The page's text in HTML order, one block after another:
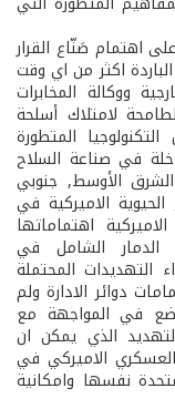
اهتمام صَنّاع القرار
اكثر من اي وقت
ووكالة المخابرات
لامتلاك أسلحة
المتطورة
في صناعة السلاح
الشرق الأوسط, جنوبي
الاميركية في
اهتماماتها
الدمار الشامل في
التهديدات المحتملة
دوائر الادارة ولم
في المواجهة مع
الذي يمكن ان
الاميركي في
نفسها وامكانية